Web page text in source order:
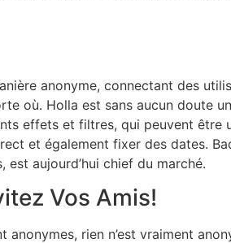
anonyme, connectant des
où. Holla est sans aucun doute
effets et filtres, qui peuvent être
et également fixer des dates.
aujourd’hui chief du marché.
Vos Amis!
rien n’est vraiment